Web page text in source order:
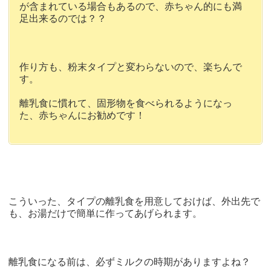
が含まれている場合もあるので、赤ちゃん的にも満
足出来るのでは？？
作り方も、粉末タイプと変わらないので、楽ちんで
す。
離乳食に慣れて、固形物を食べられるようになっ
た、赤ちゃんにお勧めです！
こういった、タイプの離乳食を用意しておけば、外出先で
も、お湯だけで簡単に作ってあげられます。
離乳食になる前は、必ずミルクの時期がありますよね？